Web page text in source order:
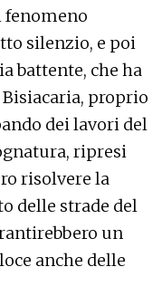
fenomeno
silenzio, e poi
battente, che ha
proprio
dei lavori del
ripresi
risolvere la
delle strade del
un
anche delle